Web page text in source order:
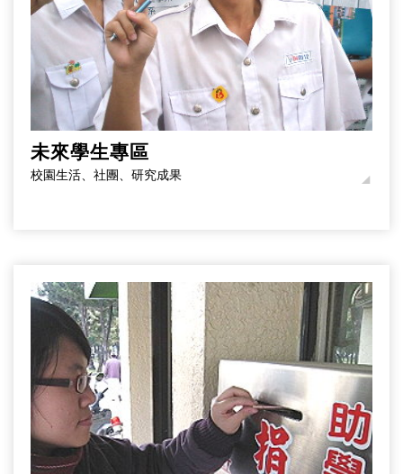
未來學生專區
校園生活、社團、研究成果